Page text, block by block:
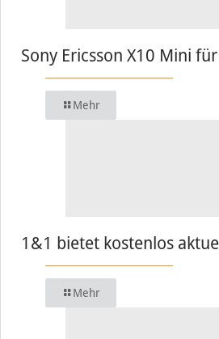
Sony Ericsson X10 Mini
Mehr
1&1 bietet kostenlos
Mehr